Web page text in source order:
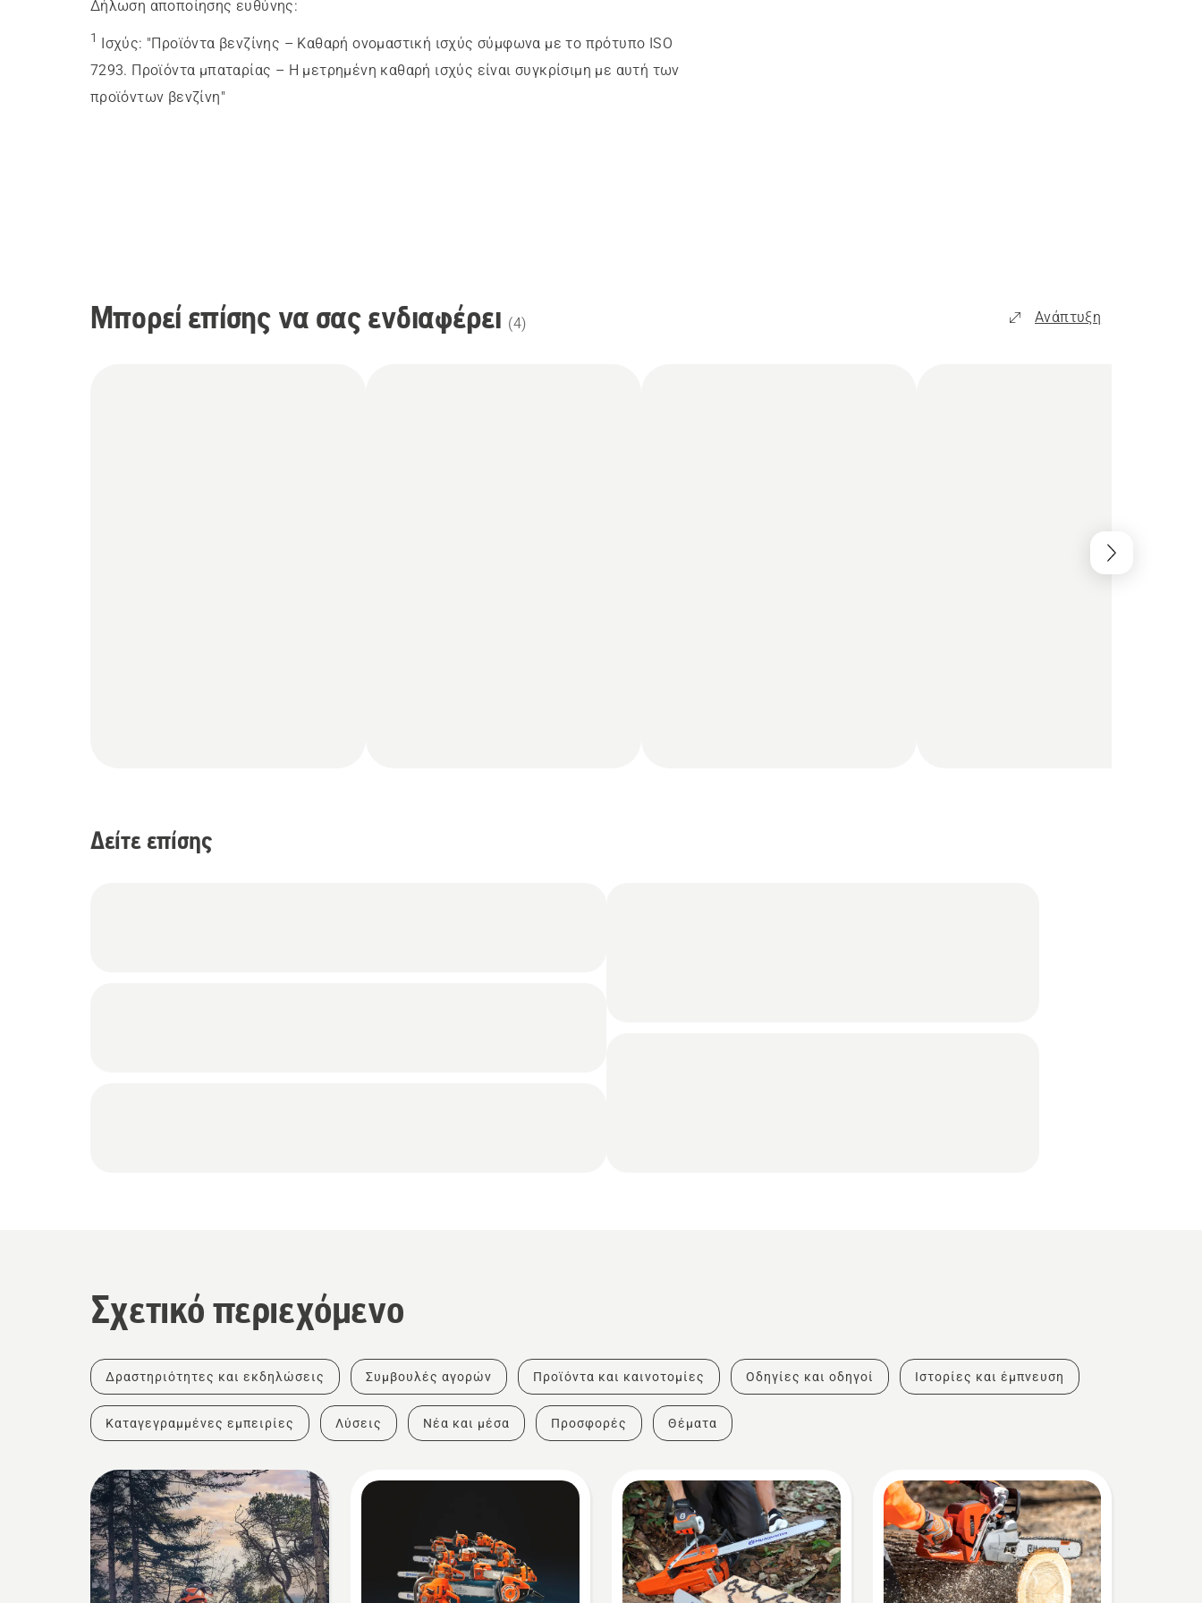
Δήλωση αποποίησης ευθύνης:
1 Ισχύς: "Προϊόντα βενζίνης – Καθαρή ονομαστική ισχύς σύμφωνα με το πρότυπο ISO
7293. Προϊόντα μπαταρίας – Η μετρημένη καθαρή ισχύς είναι συγκρίσιμη με αυτή των
προϊόντων βενζίνη"
Μπορεί επίσης να σας ενδιαφέρει (4) Ανάπτυξη
Δείτε επίσης
Σχετικό περιεχόμενο
Δραστηριότητες και εκδηλώσεις Συμβουλές αγορών Προϊόντα και καινοτομίες Οδηγίες και οδηγοί Ιστορίες και έμπνευση
Καταγεγραμμένες εμπειρίες Λύσεις Νέα και μέσα Προσφορές Θέματα